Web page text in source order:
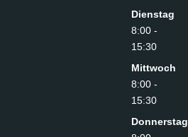
Dienstag
8:00 -
15:30
Mittwoch
8:00 -
15:30
Donnerstag